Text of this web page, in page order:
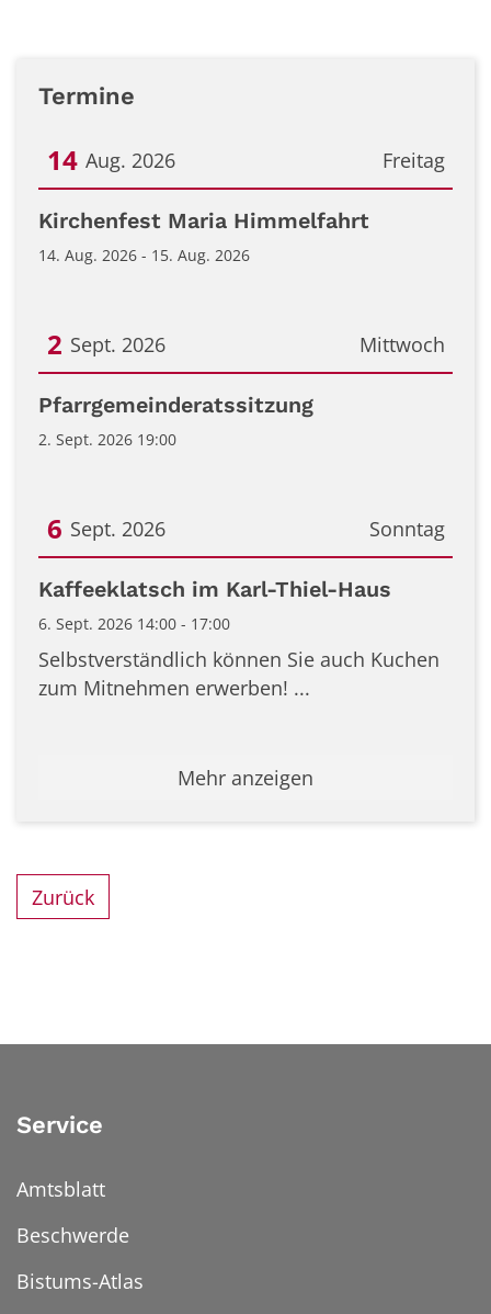
Termine
Freitag
14 Aug. 2026
Datum: 14. August 2026
Kirchenfest Maria Himmelfahrt
14. Aug. 2026 - 15. Aug. 2026
Mittwoch
2 Sept. 2026
Datum: 2. September 2026
Pfarrgemeinderatssitzung
2. Sept. 2026 19:00
Sonntag
6 Sept. 2026
Datum: 6. September 2026
Kaffeeklatsch im Karl-Thiel-Haus
6. Sept. 2026 14:00 - 17:00
Selbstverständlich können Sie auch Kuchen
zum Mitnehmen erwerben! ...
Mehr anzeigen
Zurück
Service
Amtsblatt
Beschwerde
Bistums-Atlas